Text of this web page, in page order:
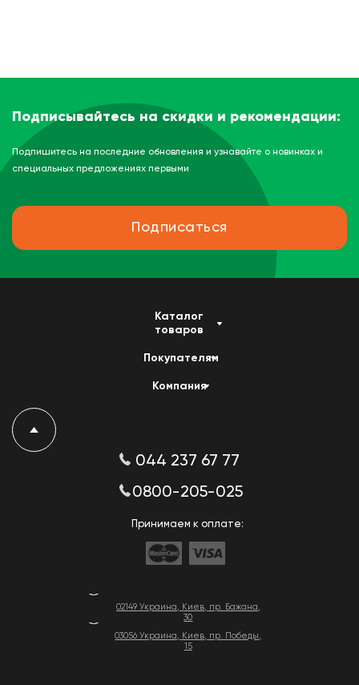
Подписывайтесь на скидки и рекомендации:
Подпишитесь на последние обновления и узнавайте о новинках и
специальных предложениях первыми
Подписаться
02149 Украина, Киев, пр. Бажана,
30
03056 Украина, Киев, пр. Победы,
15
Каталог
товаров
Покупателям
Компания
044 237 67 77
0800-205-025
Принимаем к оплате: